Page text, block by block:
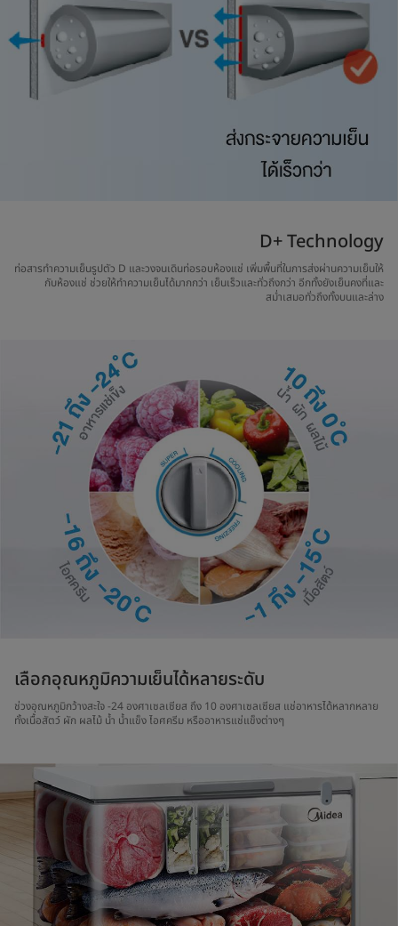
D+ Technology
ท่อสารทำความเย็นรูปตัว D และวงจนเดินท่อรอบห้องแช่ เพิ่มพื้นที่ในการส่งผ่านความเย็นให้
กับห้องแช่ ช่วยให้ทำความเย็นได้มากกว่า เย็นเร็วและทั่วถึงกว่า อีกทั้งยังเย็นคงที่และ
สม่ำเสมอทั่วถึงทั้งบนและล่าง
เลือกอุณหภูมิความเย็นได้หลายระดับ
ช่วงอุณหภูมิกว้างสะใจ -24 องศาเซลเซียส ถึง 10 องศาเซลเซียส แช่อาหารได้หลากหลาย
ทั้งเนื้อสัตว์ ผัก ผลไม้ น้ำ น้ำแข็ง ไอศครีม หรืออาหารแช่แข็งต่างๆ